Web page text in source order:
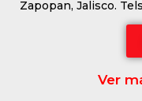
Zapopan, Jalisco.
Ver